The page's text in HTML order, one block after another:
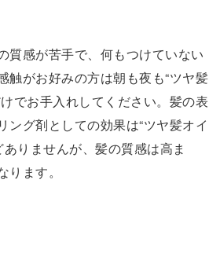
質感が苦手で、何もつけていない
触がお好みの方は朝も夜も“ツヤ髪
でお手入れしてください。髪の表
ング剤としての効果は“ツヤ髪オイ
りませんが、髪の質感は高ま
ます。